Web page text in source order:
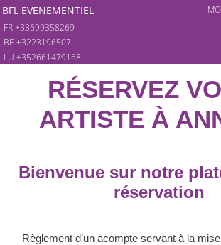
BFL EVENEMENTIEL
FR +33699358269
BE +3223196507
LU +352661479168
RÉSERVEZ
ARTISTE À
Bienvenue sur notre
réservation
Règlement d’un acompte servant à la